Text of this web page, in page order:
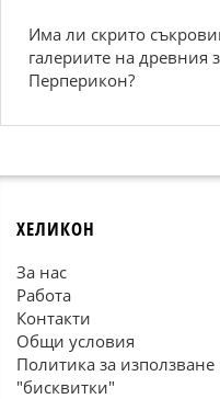
Има ли скрито
галериите на древния
Перперикон?
ХЕЛИКОН
За нас
Работа
Контакти
Общи условия
Политика за използване
"бисквитки"